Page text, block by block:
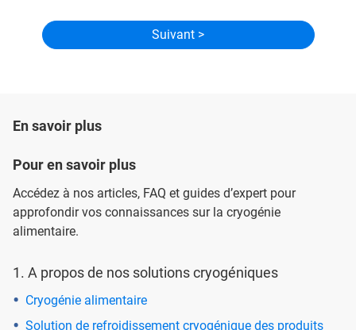
En savoir plus
Pour en savoir plus
Accédez à nos articles, FAQ et guides d’expert pour
approfondir vos connaissances sur la cryogénie
alimentaire.
1. A propos de nos solutions cryogéniques
Cryogénie alimentaire
Solution de refroidissement cryogénique des produits